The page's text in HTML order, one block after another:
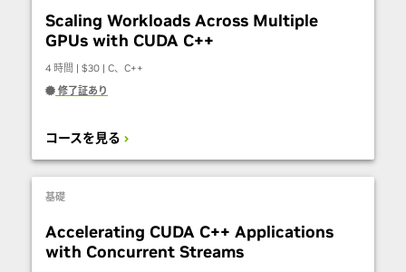
Scaling Workloads Across Multiple
GPUs with CUDA C++
4 時間 | $30 | C、C++
修了証あり
コースを見る
基礎
Accelerating CUDA C++ Applications
with Concurrent Streams